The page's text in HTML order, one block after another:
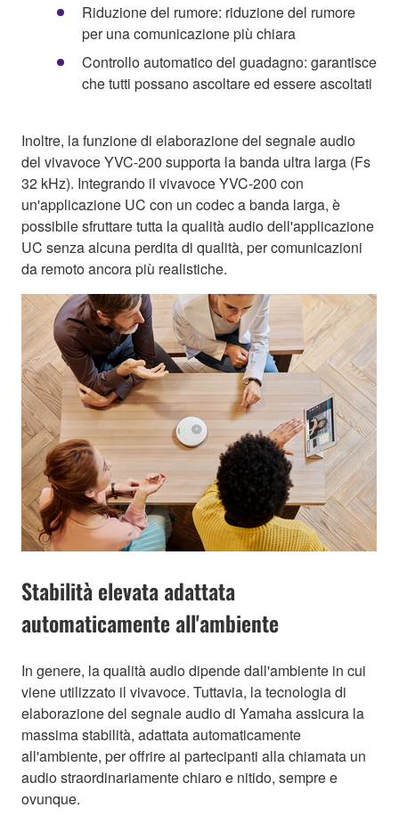
Riduzione del rumore: riduzione del rumore
per una comunicazione più chiara
Controllo automatico del guadagno: garantisce
che tutti possano ascoltare ed essere ascoltati
Inoltre, la funzione di elaborazione del segnale audio
del vivavoce YVC-200 supporta la banda ultra larga (Fs
32 kHz). Integrando il vivavoce YVC-200 con
un'applicazione UC con un codec a banda larga, è
possibile sfruttare tutta la qualità audio dell'applicazione
UC senza alcuna perdita di qualità, per comunicazioni
da remoto ancora più realistiche.
Stabilità elevata adattata
automaticamente all'ambiente
In genere, la qualità audio dipende dall'ambiente in cui
viene utilizzato il vivavoce. Tuttavia, la tecnologia di
elaborazione del segnale audio di Yamaha assicura la
massima stabilità, adattata automaticamente
all'ambiente, per offrire ai partecipanti alla chiamata un
audio straordinariamente chiaro e nitido, sempre e
ovunque.